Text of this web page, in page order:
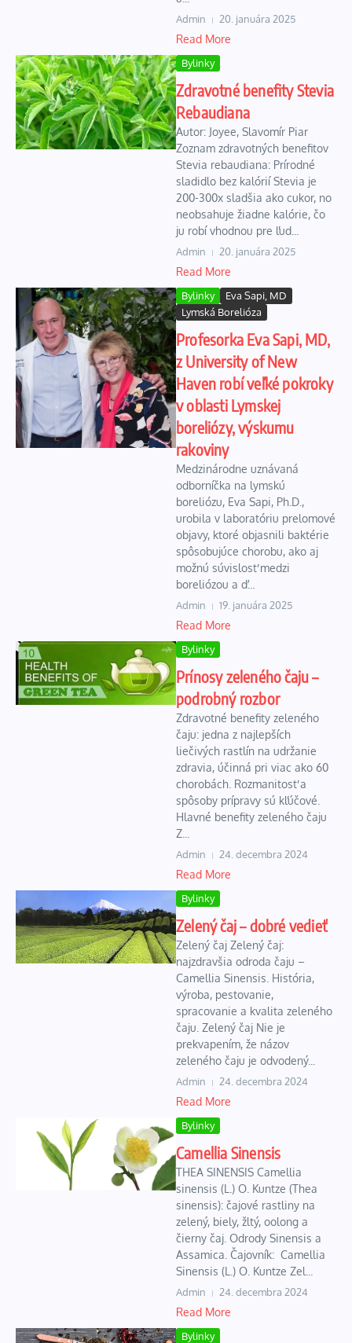
Admin 20. januára 2025
Read More
Bylinky
Zdravotné benefity Stevia
Rebaudiana
Autor: Joyee, Slavomír Piar
Zoznam zdravotných benefitov
Stevia rebaudiana: Prírodné
sladidlo bez kalórií Stevia je
200-300x sladšia ako cukor, no
neobsahuje žiadne kalórie, čo
ju robí vhodnou pre ľud...
Admin 20. januára 2025
Read More
Bylinky
Eva Sapi, MD
Lymská Borelióza
Profesorka Eva Sapi, MD,
z University of New
Haven robí veľké pokroky
v oblasti Lymskej
boreliózy, výskumu
rakoviny
Medzinárodne uznávaná
odborníčka na lymskú
boreliózu, Eva Sapi, Ph.D.,
urobila v laboratóriu prelomové
objavy, ktoré objasnili baktérie
spôsobujúce chorobu, ako aj
možnú súvislosť medzi
boreliózou a ď...
Admin 19. januára 2025
Read More
Bylinky
Prínosy zeleného čaju –
podrobný rozbor
Zdravotné benefity zeleného
čaju: jedna z najlepších
liečivých rastlín na udržanie
zdravia, účinná pri viac ako 60
chorobách. Rozmanitosť a
spôsoby prípravy sú kľúčové.
Hlavné benefity zeleného čaju
Z...
Admin 24. decembra 2024
Read More
Bylinky
Zelený čaj – dobré vedieť
Zelený čaj Zelený čaj:
najzdravšia odroda čaju –
Camellia Sinensis. História,
výroba, pestovanie,
spracovanie a kvalita zeleného
čaju. Zelený čaj Nie je
prekvapením, že názov
zeleného čaju je odvodený...
Admin 24. decembra 2024
Read More
Bylinky
Camellia Sinensis
THEA SINENSIS Camellia
sinensis (L.) O. Kuntze (Thea
sinensis): čajové rastliny na
zelený, biely, žltý, oolong a
čierny čaj. Odrody Sinensis a
Assamica. Čajovník: Camellia
Sinensis (L.) O. Kuntze Zel...
Admin 24. decembra 2024
Read More
Bylinky